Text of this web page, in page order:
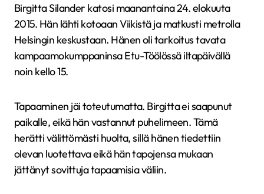
Birgitta Silander katosi maanantaina 24. elokuuta
2015. Hän lähti kotoaan Viikistä ja matkusti metrolla
Helsingin keskustaan. Hänen oli tarkoitus tavata
kampaamokumppaninsa Etu-Töölössä iltapäivällä
noin kello 15.
Tapaaminen jäi toteutumatta. Birgitta ei saapunut
paikalle, eikä hän vastannut puhelimeen. Tämä
herätti välittömästi huolta, sillä hänen tiedettiin
olevan luotettava eikä hän tapojensa mukaan
jättänyt sovittuja tapaamisia väliin.